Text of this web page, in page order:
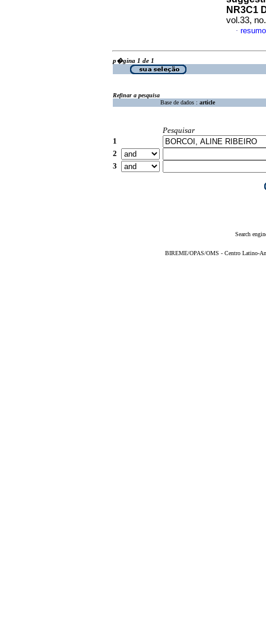
NR3C1
vol.33,
·
p�gina 1 de 1
Refinar a pesquisa
Base de dados : article
Pesquisar
1
2
3
Search
BIREME/OPAS/OMS - Centro Latino-